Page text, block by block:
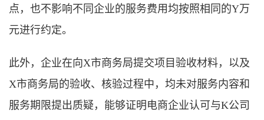
点，也不影响不同企业的服务费用均按照相同的Y万
元进行约定。
此外，企业在向X市商务局提交项目验收材料，以及
X市商务局的验收、核验过程中，均未对服务内容和
服务期限提出质疑，能够证明电商企业认可与K公司